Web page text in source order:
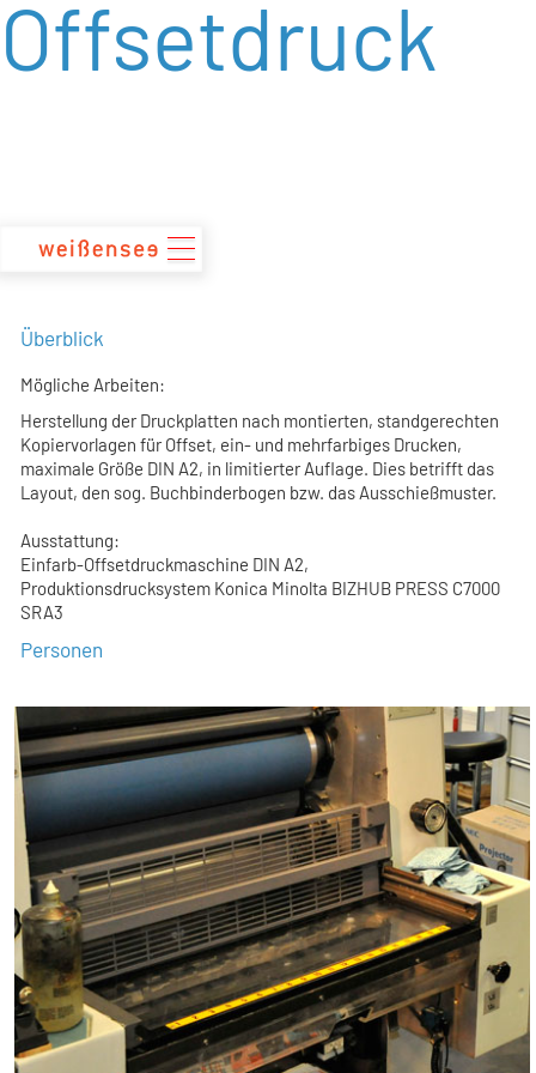
zum
Inhalt
Offsetdruck
Überblick
Mögliche Arbeiten:
Herstellung der Druckplatten nach montierten, standgerechten
Kopiervorlagen für Offset, ein- und mehrfarbiges Drucken,
maximale Größe DIN A2, in limitierter Auflage. Dies betrifft das
Layout, den sog. Buchbinderbogen bzw. das Ausschießmuster.
Ausstattung:
Einfarb-Offsetdruckmaschine DIN A2,
Produktionsdrucksystem Konica Minolta BIZHUB PRESS C7000
SRA3
Personen